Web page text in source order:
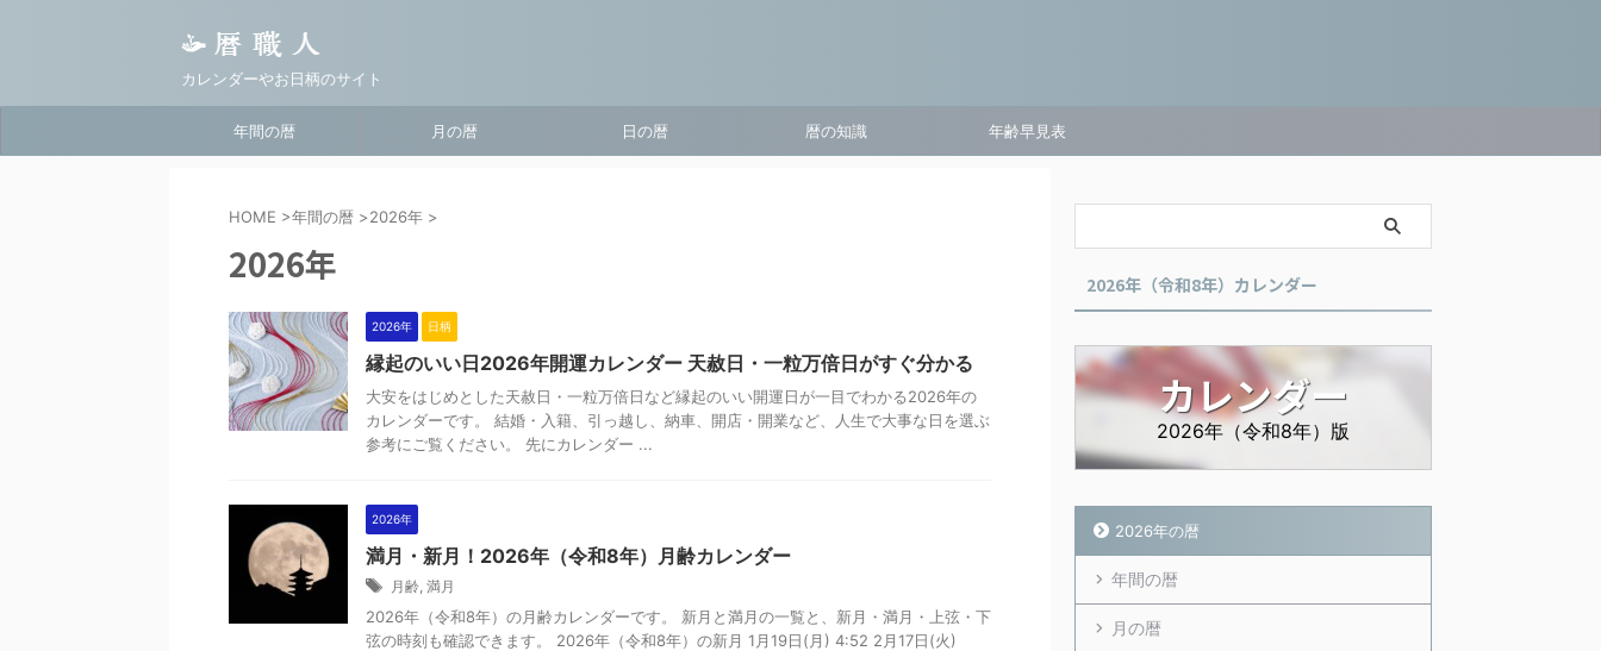
カレンダーやお日柄のサイト
年間の暦 月の暦 日の暦 暦の知識 年齢早見表
HOME >年間の暦 >2026年 >
2026年
2026年 日柄
縁起のいい日2026年開運カレンダー 天赦日・一粒万倍日がすぐ分かる
大安をはじめとした天赦日・一粒万倍日など縁起のいい開運日が一目でわかる2026年の
カレンダーです。 結婚・入籍、引っ越し、納車、開店・開業など、人生で大事な日を選ぶ
参考にご覧ください。 先にカレンダー ...
2026年
満月・新月！2026年（令和8年）月齢カレンダー
月齢, 満月
2026年（令和8年）の月齢カレンダーです。 新月と満月の一覧と、新月・満月・上弦・下
弦の時刻も確認できます。 2026年（令和8年）の新月 1月19日(月) 4:52 2月17日(火)
2026年（令和8年）カレンダー
カレンダー
2026年（令和8年）版
2026年の暦
年間の暦
月の暦